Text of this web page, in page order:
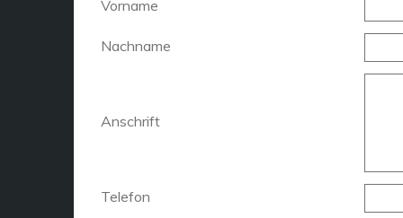
Vorname
Nachname
Anschrift
Telefon